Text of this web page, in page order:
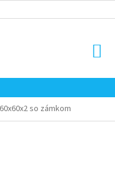
so zámkom